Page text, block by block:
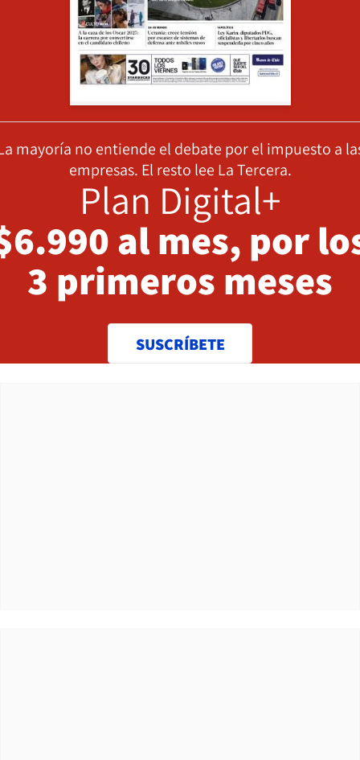
mayoría no entiende el debate por el impuesto a
empresas. El resto lee La Tercera.
Plan Digital+
al mes, por
3 primeros meses
SUSCRÍBETE